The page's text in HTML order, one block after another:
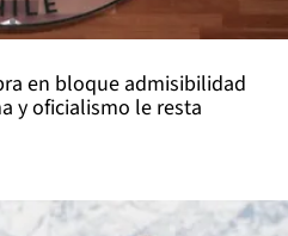
en bloque admisibilidad
y oficialismo le resta